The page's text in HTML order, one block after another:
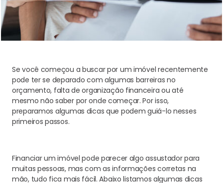
Se você começou a buscar por um imóvel recentemente
pode ter se deparado com algumas barreiras no
orçamento, falta de organização financeira ou até
mesmo não saber por onde começar. Por isso,
preparamos algumas dicas que podem guiá-lo nesses
primeiros passos.
Financiar um imóvel pode parecer algo assustador para
muitas pessoas, mas com as informações corretas na
mão, tudo fica mais fácil. Abaixo listamos algumas dicas